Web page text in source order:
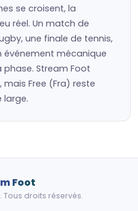
se croisent, la
réel. Un match de
une finale de tennis,
événement mécanique
Stream Foot
Free (Fra) reste
large.
Foot
Tous droits réservés.